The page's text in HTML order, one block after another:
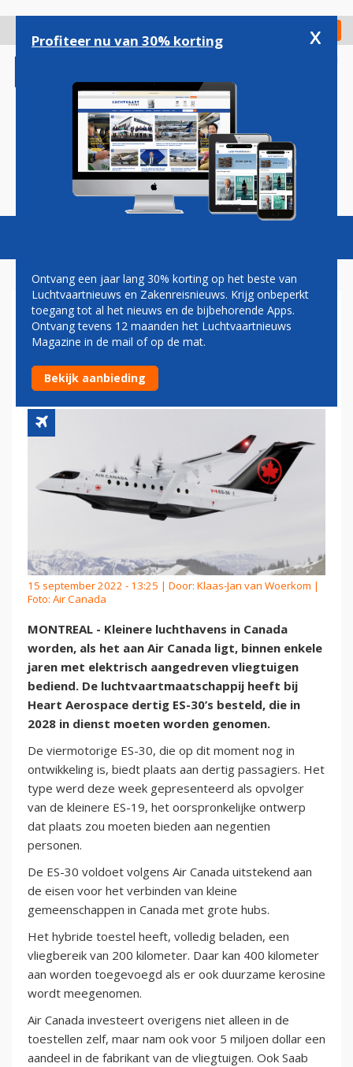
gaan
Check in
Magazine Podcasts Vacatures
AIR CANADA WIL ELEKTRISCH
VLIEGEN OP BINNENLANDSE
ROUTES
15 september 2022 - 13:25 | Door: Klaas-Jan van Woerkom |
Foto: Air Canada
MONTREAL - Kleinere luchthavens in Canada
worden, als het aan Air Canada ligt, binnen enkele
jaren met elektrisch aangedreven vliegtuigen
bediend. De luchtvaartmaatschappij heeft bij
Heart Aerospace dertig ES-30’s besteld, die in
2028 in dienst moeten worden genomen.
De viermotorige ES-30, die op dit moment nog in
ontwikkeling is, biedt plaats aan dertig passagiers. Het
type werd deze week gepresenteerd als opvolger
van de kleinere ES-19, het oorspronkelijke ontwerp
dat plaats zou moeten bieden aan negentien
personen.
De ES-30 voldoet volgens Air Canada uitstekend aan
de eisen voor het verbinden van kleine
gemeenschappen in Canada met grote hubs.
Het hybride toestel heeft, volledig beladen, een
vliegbereik van 200 kilometer. Daar kan 400 kilometer
aan worden toegevoegd als er ook duurzame kerosine
wordt meegenomen.
Air Canada investeert overigens niet alleen in de
toestellen zelf, maar nam ook voor 5 miljoen dollar een
aandeel in de fabrikant van de vliegtuigen. Ook Saab
Profiteer nu van 30% korting x
Ontvang een jaar lang 30% korting op het beste van
Luchtvaartnieuws en Zakenreisnieuws. Krijg onbeperkt
toegang tot al het nieuws en de bijbehorende Apps.
Ontvang tevens 12 maanden het Luchtvaartnieuws
Magazine in de mail of op de mat.
Bekijk aanbieding